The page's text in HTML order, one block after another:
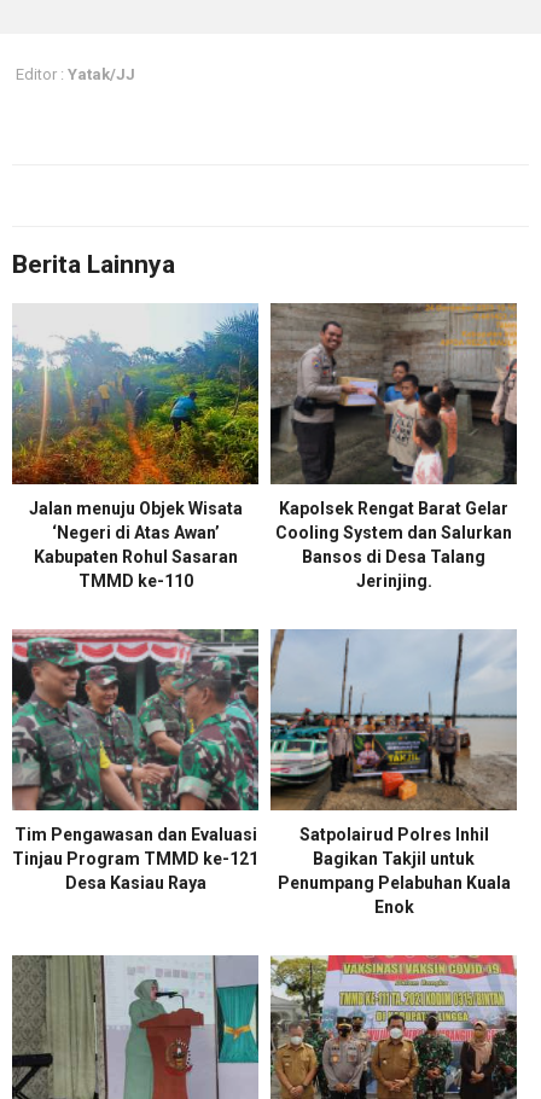
Editor : Yatak/JJ
Berita Lainnya
Jalan menuju Objek Wisata
‘Negeri di Atas Awan’
Kabupaten Rohul Sasaran
TMMD ke-110
Kapolsek Rengat Barat Gelar
Cooling System dan Salurkan
Bansos di Desa Talang
Jerinjing.
Tim Pengawasan dan Evaluasi
Tinjau Program TMMD ke-121
Desa Kasiau Raya
Satpolairud Polres Inhil
Bagikan Takjil untuk
Penumpang Pelabuhan Kuala
Enok